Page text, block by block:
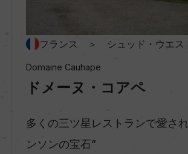
スティルワイン
味わい
品種（原材料）
フランス ＞ シュッド・ウエス
Domaine Cauhape
ドメーヌ・コアペ
多くの三ツ星レストランで愛さ
ンソンの宝石”